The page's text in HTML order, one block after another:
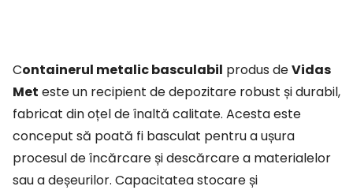
Containerul metalic basculabil produs deVidas
Met este un recipient de depozitare robust și durabil,
fabricat din oțel de înaltă calitate. Acesta este
conceput să poată fi basculat pentru a ușura
procesul de încărcare și descărcare a materialelor
sau a deșeurilor. Capacitatea stocare și